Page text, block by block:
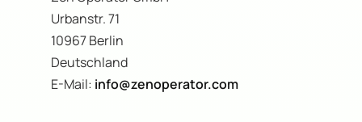
Urbanstr. 71
10967 Berlin
Deutschland
E-Mail: info@zenoperator.com